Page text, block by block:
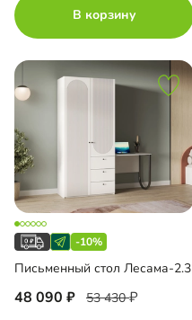
В корзину
-10%
Письменный стол Лесама-2.3
48 090 53 430